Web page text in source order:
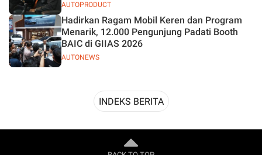
AUTOPRODUCT
AUTONEWS
Hadirkan Ragam Mobil Keren dan Program
Menarik, 12.000 Pengunjung Padati Booth
BAIC di GIIAS 2026
INDEKS BERITA